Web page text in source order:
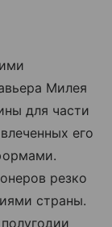
Милея
для части
его
резко
страны.